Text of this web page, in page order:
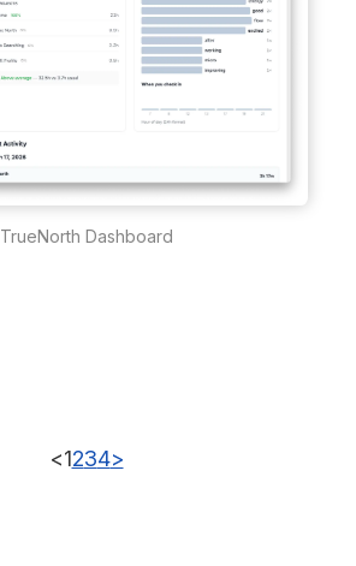
TrueNorth Dashboard
<1234>